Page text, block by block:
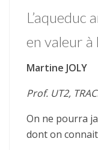
L’aqueduc
en valeur à
Martine JOLY
Prof. UT2,
On ne pourra
dont on